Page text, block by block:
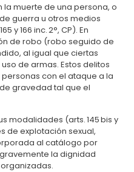
muerte de una persona, o
guerra u otros medios
y 166 inc. 2°, CP). En
de robo (robo seguido de
al igual que ciertas
de armas. Estos delitos
con el ataque a la
gravedad tal que el
modalidades (arts. 145 bis y
de explotación sexual,
al catálogo por
la dignidad